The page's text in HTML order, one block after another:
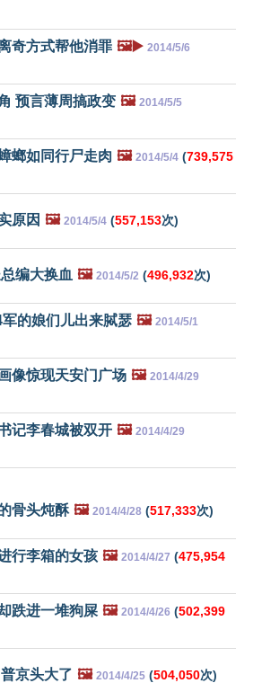
奇方式帮他消罪 🖼️▶️ 2014/5/6
预言薄周搞政变 🖼️ 2014/5/5
螂如同行尸走肉 🖼️ 2014/5/4 (739,575
原因 🖼️ 2014/5/4 (557,153次)
编大换血 🖼️ 2014/5/2 (496,932次)
的娘们儿出来脦瑟 🖼️ 2014/5/1
像惊现天安门广场 🖼️ 2014/4/29
记李春城被双开 🖼️ 2014/4/29
骨头炖酥 🖼️ 2014/4/28 (517,333次)
行李箱的女孩 🖼️ 2014/4/27 (475,954
跌进一堆狗屎 🖼️ 2014/4/26 (502,399
京头大了 🖼️ 2014/4/25 (504,050次)